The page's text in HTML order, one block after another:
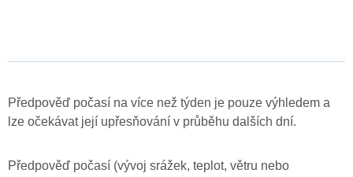
Předpověď počasí na více než týden je pouze výhledem a
lze očekávat její upřesňování v průběhu dalších dní.
Předpověď počasí (vývoj srážek, teplot, větru nebo